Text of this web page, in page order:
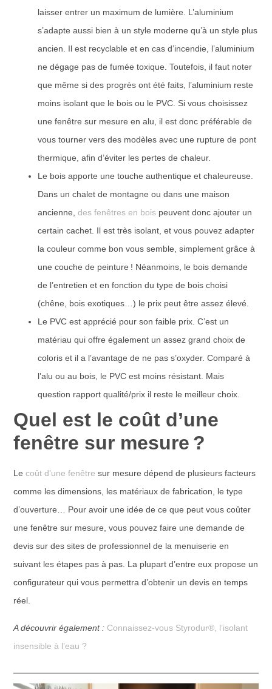
laisser entrer un maximum de lumière. L’aluminium
s’adapte aussi bien à un style moderne qu’à un style plus
ancien. Il est recyclable et en cas d’incendie, l’aluminium
ne dégage pas de fumée toxique. Toutefois, il faut noter
que même si des progrès ont été faits, l’aluminium reste
moins isolant que le bois ou le PVC. Si vous choisissez
une fenêtre sur mesure en alu, il est donc préférable de
vous tourner vers des modèles avec une rupture de pont
thermique, afin d’éviter les pertes de chaleur.
Le bois apporte une touche authentique et chaleureuse.
Dans un chalet de montagne ou dans une maison
ancienne,des fenêtres en bois peuvent donc ajouter un
certain cachet. Il est très isolant, et vous pouvez adapter
la couleur comme bon vous semble, simplement grâce à
une couche de peinture ! Néanmoins, le bois demande
de l’entretien et en fonction du type de bois choisi
(chêne, bois exotiques…) le prix peut être assez élevé.
Le PVC est apprécié pour son faible prix. C’est un
matériau qui offre également un assez grand choix de
coloris et il a l’avantage de ne pas s’oxyder. Comparé à
l’alu ou au bois, le PVC est moins résistant. Mais
question rapport qualité/prix il reste le meilleur choix.
Quel est le coût d’une
fenêtre sur mesure ?
Lecoût d’une fenêtre sur mesure dépend de plusieurs facteurs
comme les dimensions, les matériaux de fabrication, le type
d’ouverture… Pour avoir une idée de ce que peut vous coûter
une fenêtre sur mesure, vous pouvez faire une demande de
devis sur des sites de professionnel de la menuiserie en
suivant les étapes pas à pas. La plupart d’entre eux propose un
configurateur qui vous permettra d’obtenir un devis en temps
réel.
A découvrir également : Connaissez-vous Styrodur®, l’isolant
insensible à l’eau ?